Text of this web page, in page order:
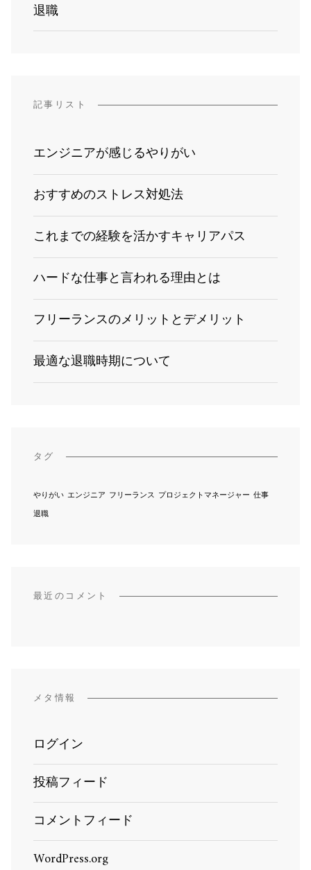
退職
記事リスト
エンジニアが感じるやりがい
おすすめのストレス対処法
これまでの経験を活かすキャリアパス
ハードな仕事と言われる理由とは
フリーランスのメリットとデメリット
最適な退職時期について
タグ
やりがい エンジニア フリーランス プロジェクトマネージャー 仕事
退職
最近のコメント
メタ情報
ログイン
投稿フィード
コメントフィード
WordPress.org